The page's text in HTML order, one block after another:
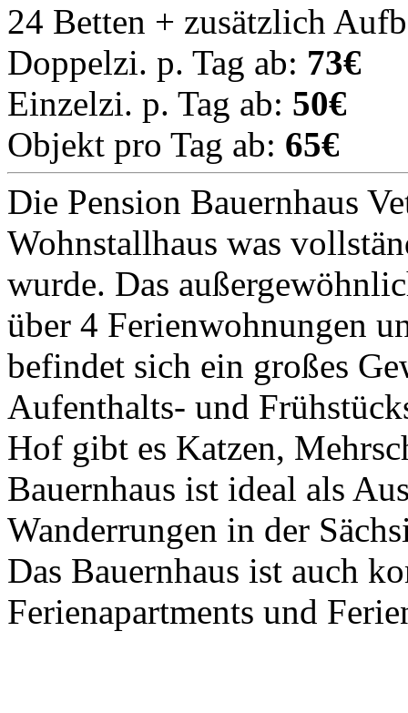
24 Betten + zusätzlich
Doppelzi. p. Tag ab: 73€
Einzelzi. p. Tag ab: 50€
Objekt pro Tag ab: 65€
Die Pension Bauernhaus
Wohnstallhaus was
wurde. Das
über 4 Ferienwohnungen
befindet sich ein großes
Aufenthalts- und
Hof gibt es Katzen,
Bauernhaus ist ideal als
Wanderrungen in der
Das Bauernhaus ist auch
Ferienapartments und